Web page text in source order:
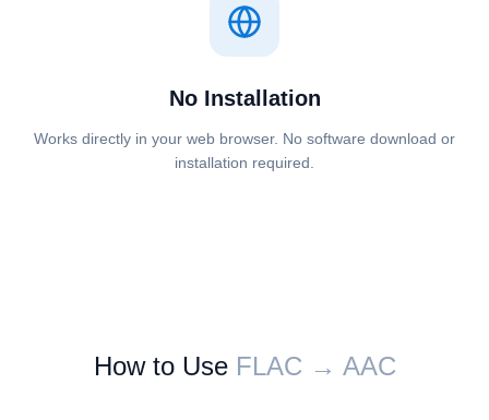
No Installation
Works directly in your web browser. No software download or
installation required.
How to Use ⁦⁦FLAC⁩⁩ → ⁦⁦AAC⁩⁩